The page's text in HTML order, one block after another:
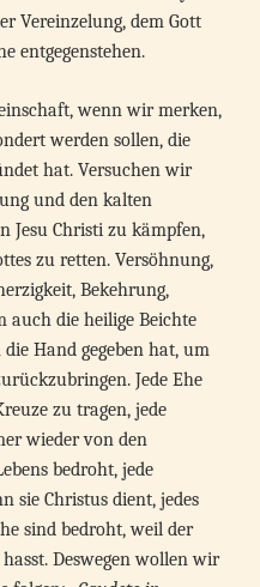
Vereinzelung, dem Gott
entgegenstehen.
wenn wir merken,
werden sollen, die
hat. Versuchen wir
und den kalten
Jesu Christi zu kämpfen,
zu retten. Versöhnung,
Bekehrung,
auch die heilige Beichte
Hand gegeben hat, um
Jede Ehe
zu tragen, jede
wieder von den
bedroht, jede
sie Christus dient, jedes
sind bedroht, weil der
Deswegen wollen wir